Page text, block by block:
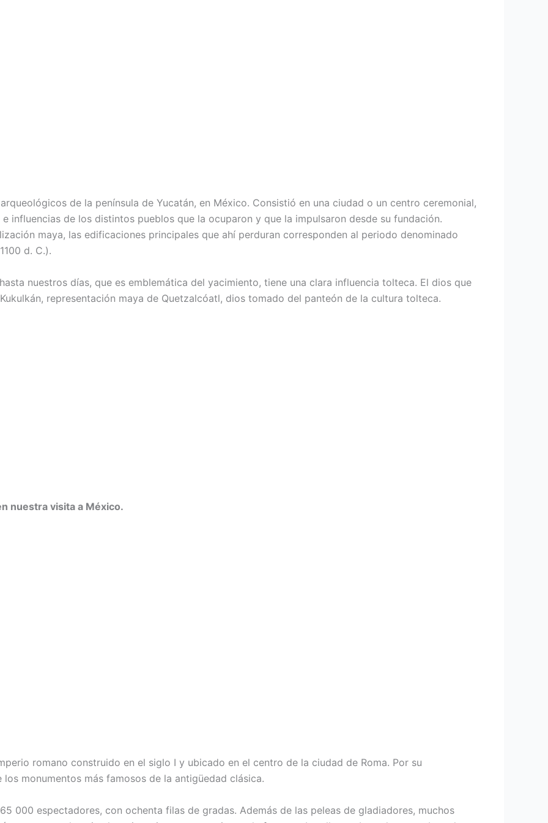
de la península de Yucatán, en México. Consistió en una ciudad​ o un centro ceremonial,
influencias de los distintos pueblos que la ocuparon y que la impulsaron desde su fundación.
maya, las edificaciones principales que ahí perduran corresponden al periodo denominado
d. C.).
nuestros días, que es emblemática del yacimiento, tiene una clara influencia tolteca. El dios que
representación maya de Quetzalcóatl, dios tomado del panteón de la cultura tolteca.
nuestra visita a México.
romano construido en el siglo I y ubicado en el centro de la ciudad de Roma. Por su
monumentos más famosos de la antigüedad clásica.
000 espectadores, con ochenta filas de gradas. Además de las peleas de gladiadores, muchos